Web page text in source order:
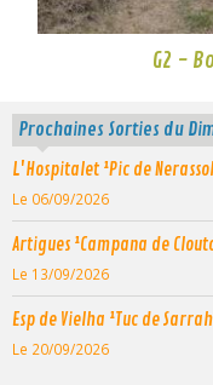
G2 -
Prochaines Sorties du
L'Hospitalet ¹Pic de
Le 06/09/2026
Artigues ¹Campana de
Le 13/09/2026
Esp de Vielha ¹Tuc de
Le 20/09/2026